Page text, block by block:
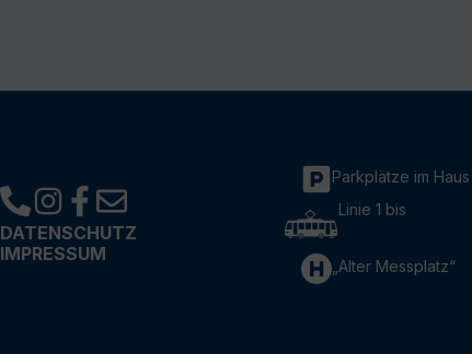
DATENSCHUTZ
IMPRESSUM
Parkplätze im Haus
Linie 1 bis
„Alter Messplatz“